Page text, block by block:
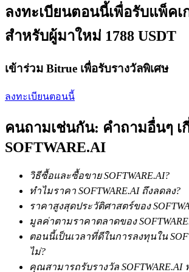
แนะนำ
คู่มือเริ่มต้นฟิวเจอร์ส
กลยุทธ์การซื้อขาย
ลงทะเบียนตอนนี้เพื่อรับแพ็ค
สำหรับผู้มาใหม่ 1788 USDT
เข้าร่วม Bitrue เพื่อรับรางวัลพิเศษ
ลงทะเบียนตอนนี้
คนถามเช่นกัน: คำถามอื่นๆ เ
SOFTWARE.AI
วิธีซื้อและซื้อขาย SOFTWARE.AI?
ทำไมราคา SOFTWARE.AI ถึงลดลง?
ราคาสูงสุดประวัติศาสตร์ของ
มูลค่าตามราคาตลาดของ
ตอนนี้เป็นเวลาที่ดีในการลงทุนใน
ไม่?
คุณสามารถรับรางวัล SOFTWARE.AI